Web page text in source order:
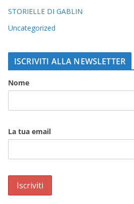
STORIELLE DI GABLIN
Uncategorized
ISCRIVITI ALLA NEWSLETTER
Nome
La tua email